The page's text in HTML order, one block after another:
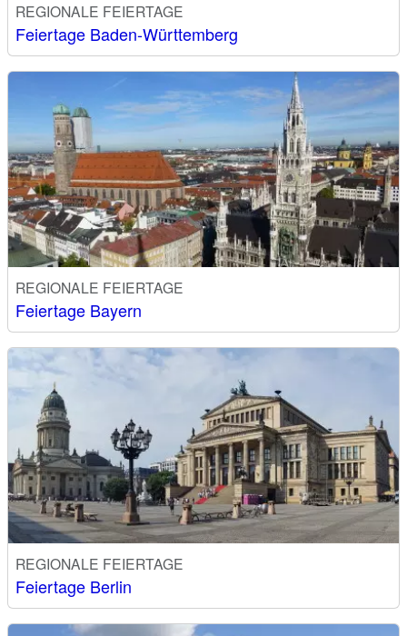
REGIONALE FEIERTAGE
Feiertage Baden-Württemberg
REGIONALE FEIERTAGE
Feiertage Bayern
REGIONALE FEIERTAGE
Feiertage Berlin